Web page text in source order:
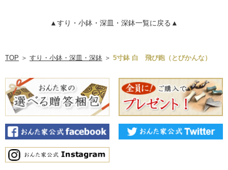
▲すり・小鉢・深皿・深鉢一覧に戻る▲
TOP ＞ すり・小鉢・深皿・深鉢 ＞ 5寸鉢 白 飛び鉋（とびかんな）